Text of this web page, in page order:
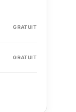
GRATUIT
GRATUIT